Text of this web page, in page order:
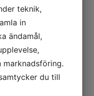
eget arkiv. Det är
vårdar vårt
Anledning till
dåvarande
och hade
handlingar och
teknik,
in
ändamål,
du till